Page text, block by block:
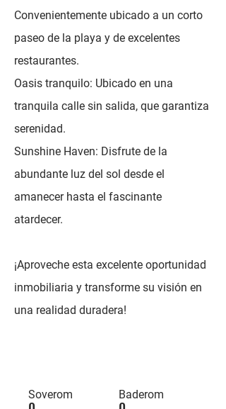
Convenientemente ubicado a un corto
paseo de la playa y de excelentes
restaurantes.
Oasis tranquilo: Ubicado en una
tranquila calle sin salida, que garantiza
serenidad.
Sunshine Haven: Disfrute de la
abundante luz del sol desde el
amanecer hasta el fascinante
atardecer.
¡Aproveche esta excelente oportunidad
inmobiliaria y transforme su visión en
una realidad duradera!
Soverom Baderom